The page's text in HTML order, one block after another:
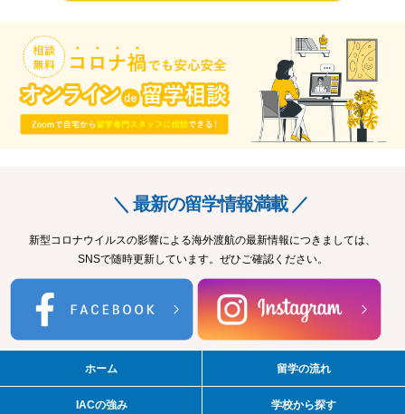
＼ 最新の留学情報満載 ／
新型コロナウイルスの影響による海外渡航の最新情報につきましては、
SNSで随時更新しています。ぜひご確認ください。
ホーム 留学の流れ
IACの強み 学校から探す